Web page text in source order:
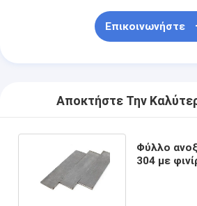
Επικοινωνήστε
Αποκτήστε Την
Φύλλο
304 με